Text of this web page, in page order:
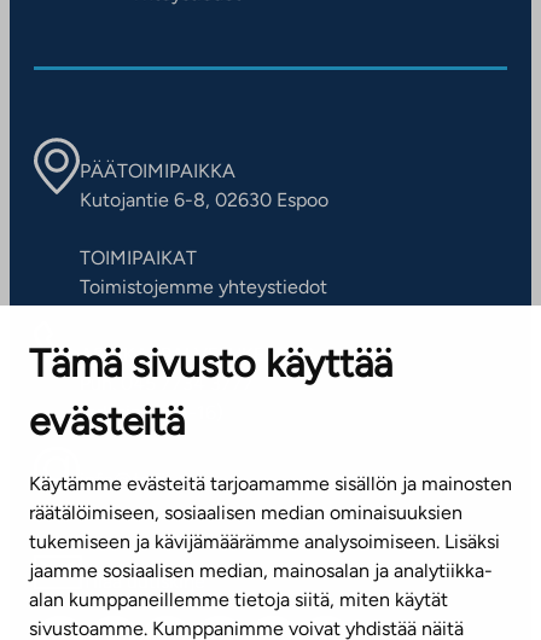
Tämä sivusto käyttää
evästeitä
Käytämme evästeitä tarjoamamme sisällön ja mainosten
räätälöimiseen, sosiaalisen median ominaisuuksien
tukemiseen ja kävijämäärämme analysoimiseen. Lisäksi
jaamme sosiaalisen median, mainosalan ja analytiikka-
alan kumppaneillemme tietoja siitä, miten käytät
sivustoamme. Kumppanimme voivat yhdistää näitä
PÄÄTOIMIPAIKKA
Kutojantie 6-8, 02630 Espoo
TOIMIPAIKAT
Toimistojemme yhteystiedot
ASIAKASPALVELUKESKUS
Puh. 045 7734 3777
(arkisin klo 8-16)
info@ta.fi
Tilaa uutiskirje